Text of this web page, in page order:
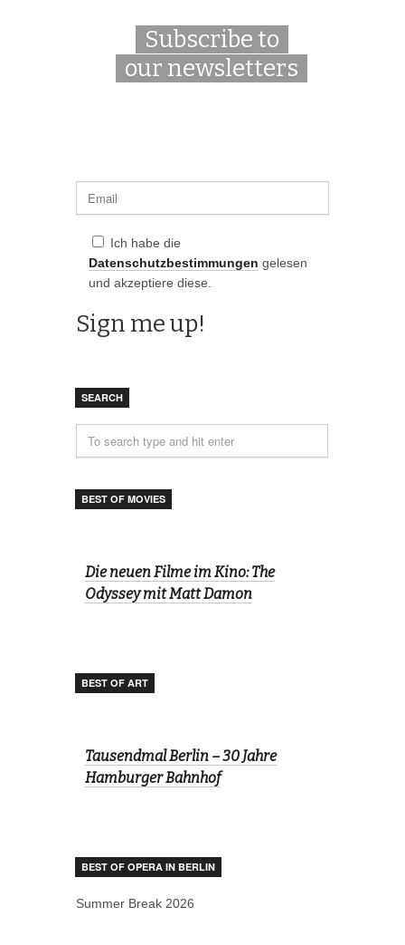
Subscribe to
our newsletters
Ich habe die
Datenschutzbestimmungen gelesen
und akzeptiere diese.
SEARCH
BEST OF MOVIES
Die neuen Filme im Kino: The
Odyssey mit Matt Damon
BEST OF ART
Tausendmal Berlin – 30 Jahre
Hamburger Bahnhof
BEST OF OPERA IN BERLIN
Summer Break 2026